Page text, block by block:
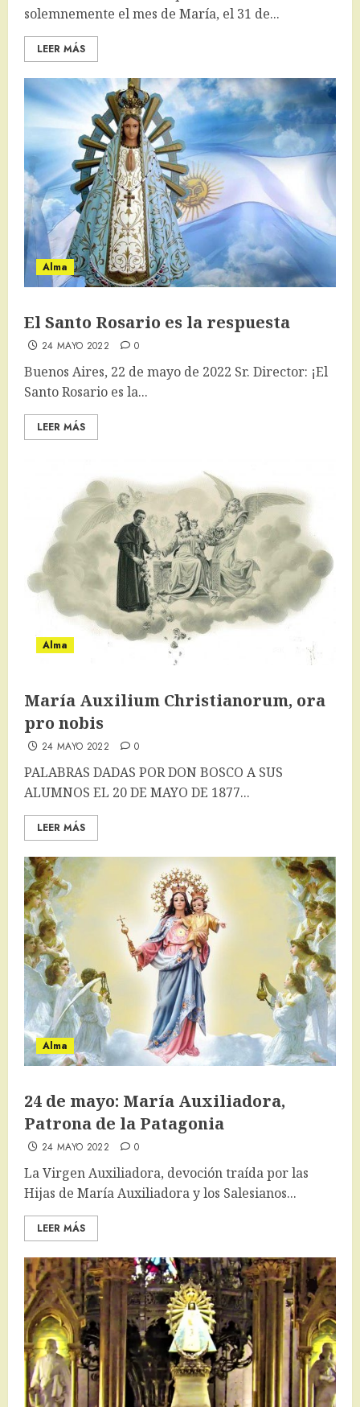
solemnemente el mes de María, el 31 de...
LEER MÁS
Alma
El Santo Rosario es la respuesta
24 MAYO 2022 0
Buenos Aires, 22 de mayo de 2022 Sr. Director: ¡El
Santo Rosario es la...
LEER MÁS
Alma
María Auxilium Christianorum, ora
pro nobis
24 MAYO 2022 0
PALABRAS DADAS POR DON BOSCO A SUS
ALUMNOS EL 20 DE MAYO DE 1877...
LEER MÁS
Alma
24 de mayo: María Auxiliadora,
Patrona de la Patagonia
24 MAYO 2022 0
La Virgen Auxiliadora, devoción traída por las
Hijas de María Auxiliadora y los Salesianos...
LEER MÁS